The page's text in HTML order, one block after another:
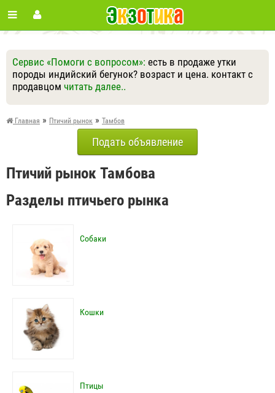
Сервис «Помоги с вопросом»: есть в продаже утки
породы индийский бегунок? возраст и цена. контакт с
продавцом читать далее..
Ответить Другие вопросы
Задать вопрос
Главная » Птичий рынок » Тамбов
Подать объявление
Птичий рынок Тамбова
Разделы птичьего рынка
Собаки
Кошки
Птицы